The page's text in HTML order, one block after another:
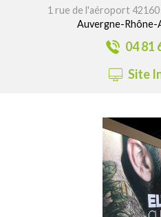
1 rue de l'aéroport
Auvergne-Rhône-
04 81
Site